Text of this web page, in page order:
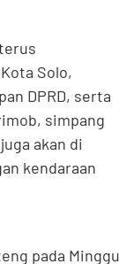
Solo,
DPRD, serta
simpang
akan di
kendaraan
pada Minggu